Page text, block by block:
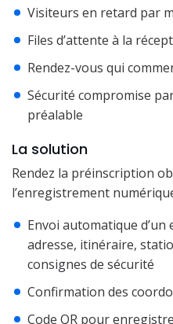
Visiteurs en retard par
Files d’attente à la
Rendez-vous qui
Sécurité compromise
préalable
La solution
Rendez la préinscription
l’enregistrement
Envoi automatique d’un
adresse, itinéraire,
consignes de sécurité
Confirmation des
Code QR pour